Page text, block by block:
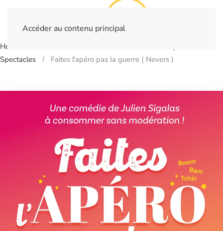
Accéder au contenu principal
Home
Spectacles
Faites l'apéro pas la guerre ( Nevers )